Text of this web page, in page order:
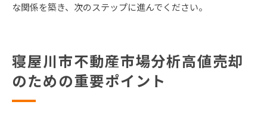
な関係を築き、次のステップに進んでください。
寝屋川市不動産市場分析高値売却
のための重要ポイント